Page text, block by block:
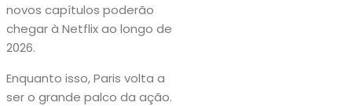
novos capítulos poderão
chegar à Netflix ao longo de
2026.
Enquanto isso, Paris volta a
ser o grande palco da ação.